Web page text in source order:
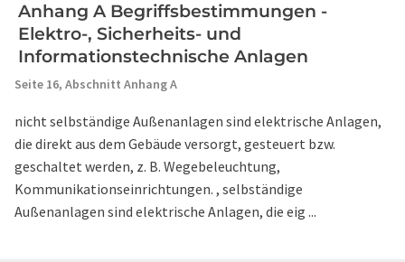
Anhang A Begriffsbestimmungen -
Elektro-, Sicherheits- und
Informationstechnische Anlagen
Seite 16, Abschnitt Anhang A
nicht selbständige Außenanlagen sind elektrische Anlagen,
die direkt aus dem Gebäude versorgt, gesteuert bzw.
geschaltet werden, z. B. Wegebeleuchtung,
Kommunikationseinrichtungen. , selbständige
Außenanlagen sind elektrische Anlagen, die eig ...